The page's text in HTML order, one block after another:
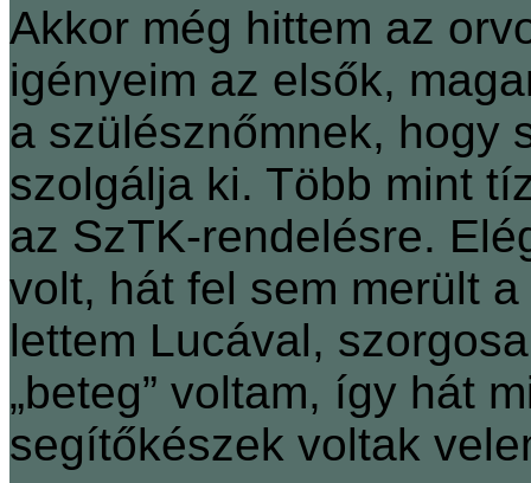
Akkor még hittem az
igényeim az elsők,
a szülésznőmnek, hogy
szolgálja ki. Több mint
az SzTK-rendelésre.
volt, hát fel sem merült
lettem Lucával,
„beteg” voltam, így hát
segítőkészek voltak